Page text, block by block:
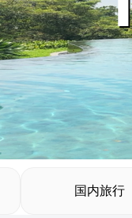
国内旅行